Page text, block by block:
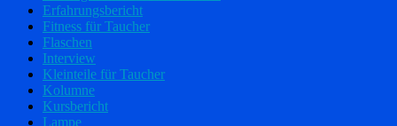
Erfahrungsbericht
Fitness für Taucher
Flaschen
Interview
Kleinteile für Taucher
Kolumne
Kursbericht
Lampe